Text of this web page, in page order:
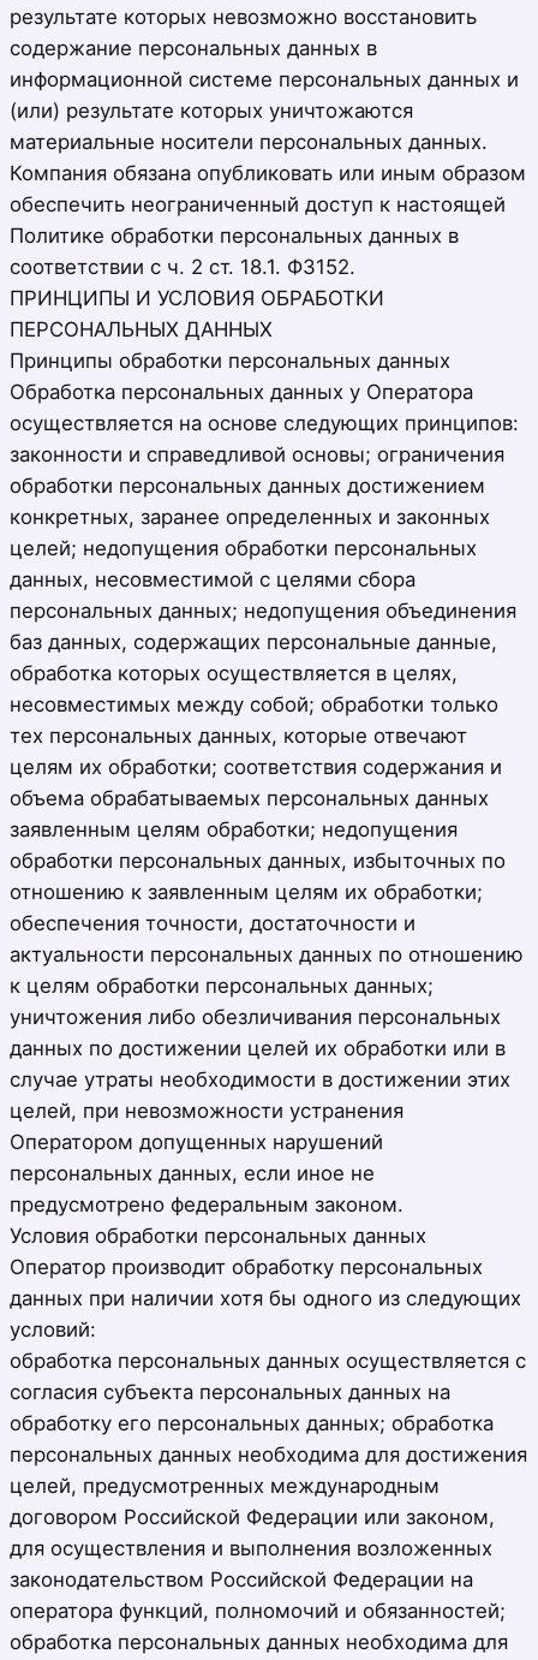
результате которых невозможно восстановить
содержание персональных данных в
информационной системе персональных данных и
(или) результате которых уничтожаются
материальные носители персональных данных.
Компания обязана опубликовать или иным образом
обеспечить неограниченный доступ к настоящей
Политике обработки персональных данных в
соответствии с ч. 2 ст. 18.1. ФЗ152.
ПРИНЦИПЫ И УСЛОВИЯ ОБРАБОТКИ
ПЕРСОНАЛЬНЫХ ДАННЫХ
Принципы обработки персональных данных
Обработка персональных данных у Оператора
осуществляется на основе следующих принципов:
законности и справедливой основы; ограничения
обработки персональных данных достижением
конкретных, заранее определенных и законных
целей; недопущения обработки персональных
данных, несовместимой с целями сбора
персональных данных; недопущения объединения
баз данных, содержащих персональные данные,
обработка которых осуществляется в целях,
несовместимых между собой; обработки только
тех персональных данных, которые отвечают
целям их обработки; соответствия содержания и
объема обрабатываемых персональных данных
заявленным целям обработки; недопущения
обработки персональных данных, избыточных по
отношению к заявленным целям их обработки;
обеспечения точности, достаточности и
актуальности персональных данных по отношению
к целям обработки персональных данных;
уничтожения либо обезличивания персональных
данных по достижении целей их обработки или в
случае утраты необходимости в достижении этих
целей, при невозможности устранения
Оператором допущенных нарушений
персональных данных, если иное не
предусмотрено федеральным законом.
Условия обработки персональных данных
Оператор производит обработку персональных
данных при наличии хотя бы одного из следующих
условий:
обработка персональных данных осуществляется с
согласия субъекта персональных данных на
обработку его персональных данных; обработка
персональных данных необходима для достижения
целей, предусмотренных международным
договором Российской Федерации или законом,
для осуществления и выполнения возложенных
законодательством Российской Федерации на
оператора функций, полномочий и обязанностей;
обработка персональных данных необходима для